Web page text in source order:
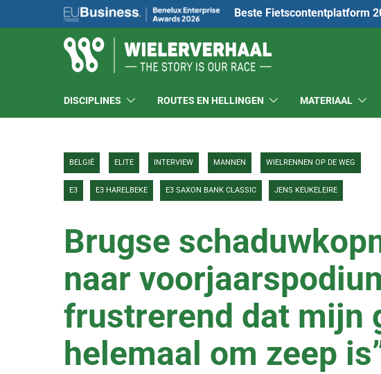
Beste Fietscontentplatform
DISCIPLINES ROUTES EN HELLINGEN MATERIAAL
BELGIË ELITE INTERVIEW MANNEN WIELRENNEN OP DE WEG
E3 E3 HARELBEKE E3 SAXON BANK CLASSIC JENS KEUKELEIRE
Brugse
naar
frustrerend dat mijn
helemaal om zeep